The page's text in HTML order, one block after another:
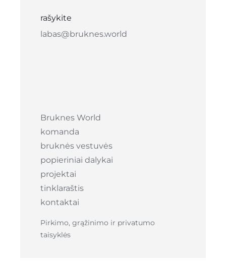
rašykite
labas@bruknes.world
Bruknes World
komanda
bruknės vestuvės
popieriniai dalykai
projektai
tinklaraštis
kontaktai
Pirkimo, grąžinimo ir privatumo
taisyklės